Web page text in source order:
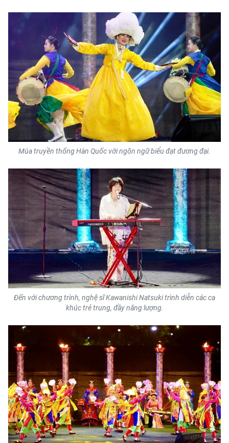
Múa truyền thống Hàn Quốc với ngôn ngữ biểu đạt đương đại.
Đến với chương trình, nghệ sĩ Kawanishi Natsuki trình diễn các ca
khúc trẻ trung, đầy năng lượng.